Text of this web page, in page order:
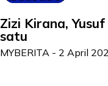
Zizi Kirana,
satu
MYBERITA - 2 April